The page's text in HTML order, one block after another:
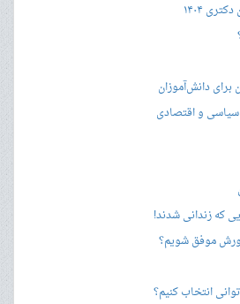
۱۴۰۴
برای دانش‌آموزان
سیاسی و اقتصادی
که زندانی شدند!
موفق شویم؟
انتخاب کنیم؟